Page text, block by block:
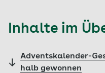
Inhalte im
Adventskalender-
halb gewonnen